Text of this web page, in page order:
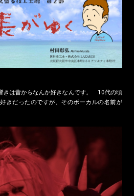
きは昔からなんか好きなんです。 10代の頃
きだったのですが、そのボーカルの名前が